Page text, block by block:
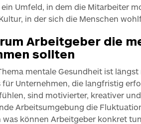
Umfeld, in dem die Mitarbeiter
in der sich die Menschen
Arbeitgeber die
sollten
mentale Gesundheit ist
für Unternehmen, die langfristig
sind motivierter, kreativer
Arbeitsumgebung die
was können Arbeitgeber konkret